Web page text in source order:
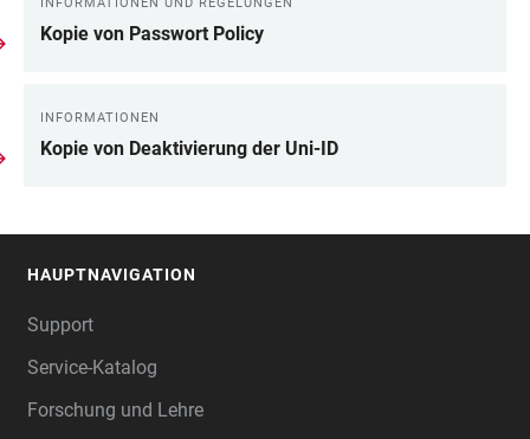
Kopie von Passwort Policy
INFORMATIONEN
Kopie von Deaktivierung der Uni-ID
HAUPTNAVIGATION
Support
Service-Katalog
Forschung und Lehre